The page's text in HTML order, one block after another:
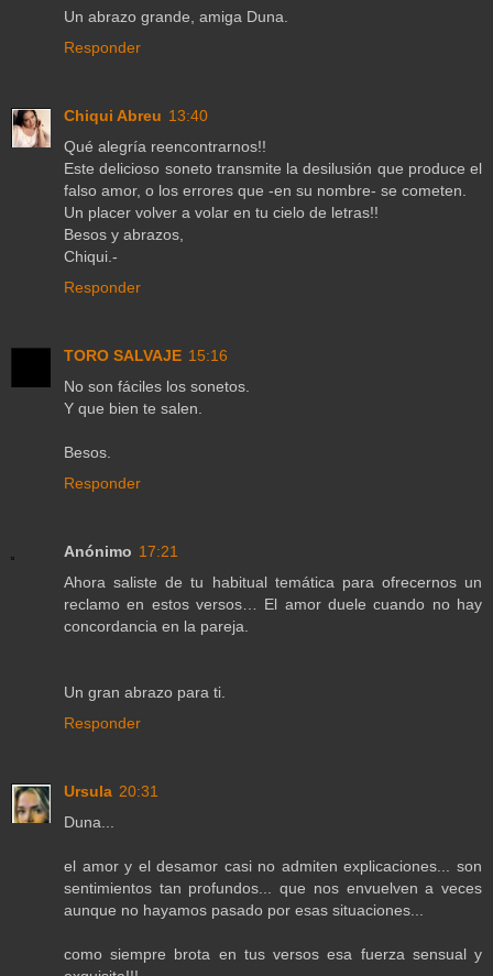
Un abrazo grande, amiga Duna.
Responder
Chiqui Abreu 13:40
Qué alegría reencontrarnos!!
Este delicioso soneto transmite la desilusión que produce el
falso amor, o los errores que -en su nombre- se cometen.
Un placer volver a volar en tu cielo de letras!!
Besos y abrazos,
Chiqui.-
Responder
TORO SALVAJE 15:16
No son fáciles los sonetos.
Y que bien te salen.
Besos.
Responder
Anónimo 17:21
Ahora saliste de tu habitual temática para ofrecernos un
reclamo en estos versos… El amor duele cuando no hay
concordancia en la pareja.
Un gran abrazo para ti.
Responder
Ursula 20:31
Duna...
el amor y el desamor casi no admiten explicaciones... son
sentimientos tan profundos... que nos envuelven a veces
aunque no hayamos pasado por esas situaciones...
como siempre brota en tus versos esa fuerza sensual y